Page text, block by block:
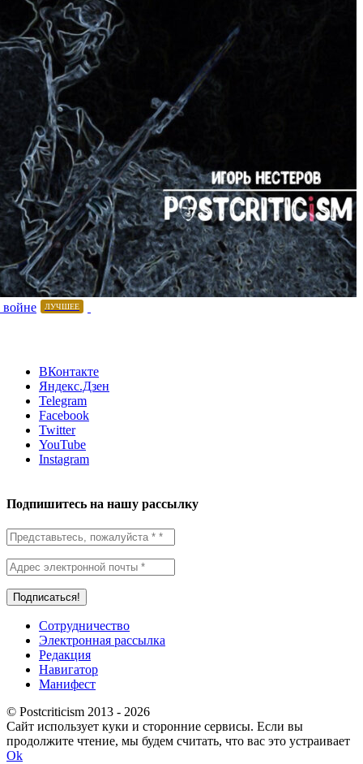
ЛУЧШЕЕ
ВКонтакте
Яндекс.Дзен
Telegram
Facebook
Twitter
YouTube
Instagram
Подпишитесь на нашу рассылку
Сотрудничество
Электронная рассылка
Редакция
Навигатор
Манифест
© Postcriticism 2013 - 2026
Сайт использует куки и сторонние сервисы. Если вы
продолжите чтение, мы будем считать, что вас это устраивает
Ok